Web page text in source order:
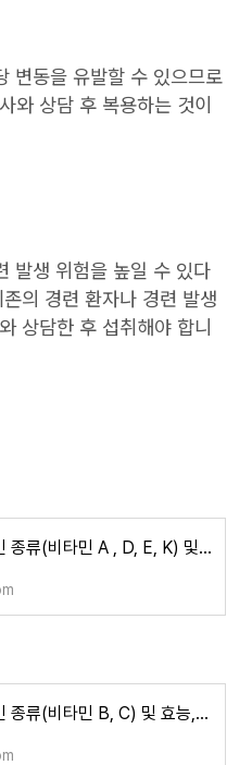
변동을 유발할 수 있으므로
와 상담 후 복용하는 것이
발생 위험을 높일 수 있다
의 경련 환자나 경련 발생
상담한 후 섭취해야 합니
지용성 비타민 종류(비타민 A , D, E, K) 및 효능 , 복용법
수용성 비타민 종류(비타민 B, C) 및 효능, 복용법